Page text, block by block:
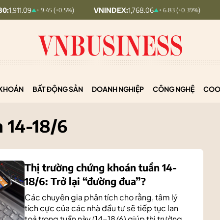
+ 9.45 (+0.5%) VNINDEX: 1,768.06 + 6.83 (+0.39%) HNX30:
BẤT ĐỘNG SẢN DOANH NGHIỆP CÔNG NGHỆ
14-18/6
Thị trường chứng khoán tuần 14-
18/6: Trở lại “đường đua”?
Các chuyên gia phân tích cho rằng, tâm lý
tích cực của các nhà đầu tư sẽ tiếp tục lan